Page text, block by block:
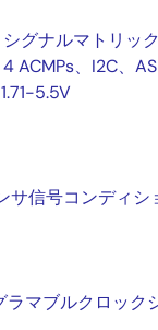
グナルマトリッ
ACMPs、I2C、
5.5V
サ信号コンディシ
ラマブルクロック